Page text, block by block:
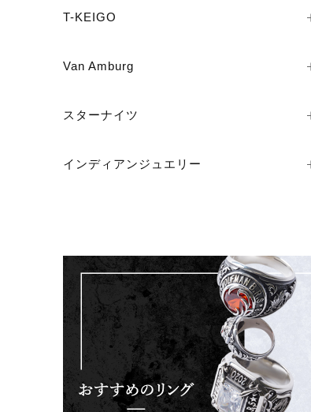
T-KEIGO
Van Amburg
スターナイツ
インディアンジュエリー